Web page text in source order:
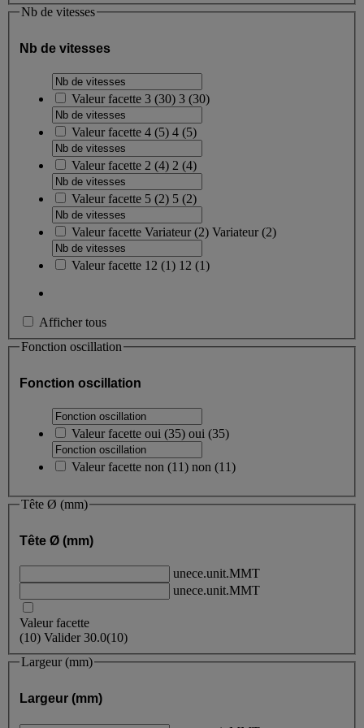
Nb de vitesses
Nb de vitesses
Valeur facette 3 (30) 3 (30)
Valeur facette 4 (5) 4 (5)
Valeur facette 2 (4) 2 (4)
Valeur facette 5 (2) 5 (2)
Valeur facette Variateur(2) Variateur(2)
Valeur facette 12 (1) 12 (1)
Afficher tous
Fonction oscillation
Fonction oscillation
Valeur facette oui (35) oui (35)
Valeur facette non (11) non (11)
Tête Ø (mm)
Tête Ø (mm)
unece.unit.MMT
unece.unit.MMT
Valeur facette
(10) Valider30.0(10)
Largeur (mm)
Largeur (mm)